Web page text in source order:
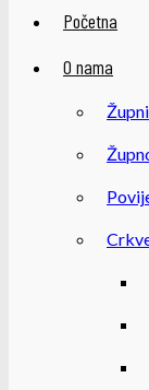
Početna
O nama